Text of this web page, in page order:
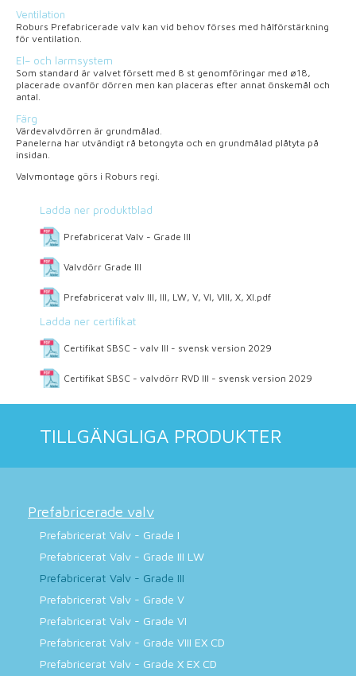
Ventilation
Roburs Prefabricerade valv kan vid behov förses med hålförstärkning
för ventilation.
El– och larmsystem
Som standard är valvet försett med 8 st genomföringar med ø18,
placerade ovanför dörren men kan placeras efter annat önskemål och
antal.
Färg
Värdevalvdörren är grundmålad.
Panelerna har utvändigt rå betongyta och en grundmålad plåtyta på
insidan.
Valvmontage görs i Roburs regi.
Ladda ner produktblad
Prefabricerat Valv - Grade III
Valvdörr Grade III
Prefabricerat valv III, III, LW, V, VI, VIII, X, XI.pdf
Ladda ner certifikat
Certifikat SBSC - valv III - svensk version 2029
Certifikat SBSC - valvdörr RVD III - svensk version 2029
TILLGÄNGLIGA PRODUKTER
Prefabricerade valv
Prefabricerat Valv - Grade I
Prefabricerat Valv - Grade III LW
Prefabricerat Valv - Grade III
Prefabricerat Valv - Grade V
Prefabricerat Valv - Grade VI
Prefabricerat Valv - Grade VIII EX CD
Prefabricerat Valv - Grade X EX CD